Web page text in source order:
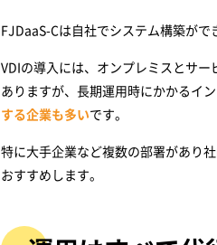
FJDaaS-Cは自社でシステム構築がで
VDIの導入には、オンプレミスとサ
ありますが、長期運用時にかかるイ
する企業も多いです。
特に大手企業など複数の部署があり
おすすめします。